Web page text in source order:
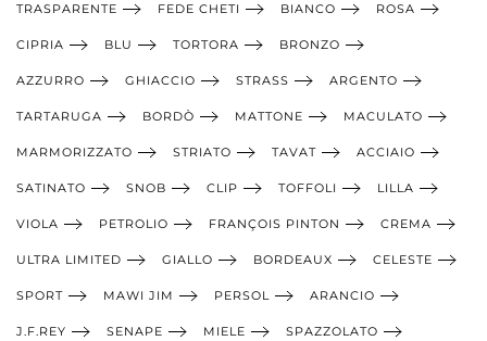
TRASPARENTE FEDE CHETI BIANCO ROSA
CIPRIA BLU TORTORA BRONZO
AZZURRO GHIACCIO STRASS ARGENTO
TARTARUGA BORDÒ MATTONE MACULATO
MARMORIZZATO STRIATO TAVAT ACCIAIO
SATINATO SNOB CLIP TOFFOLI LILLA
VIOLA PETROLIO FRANÇOIS PINTON CREMA
ULTRA LIMITED GIALLO BORDEAUX CELESTE
SPORT MAWI JIM PERSOL ARANCIO
J.F.REY SENAPE MIELE SPAZZOLATO